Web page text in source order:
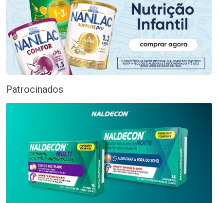
Patrocinados